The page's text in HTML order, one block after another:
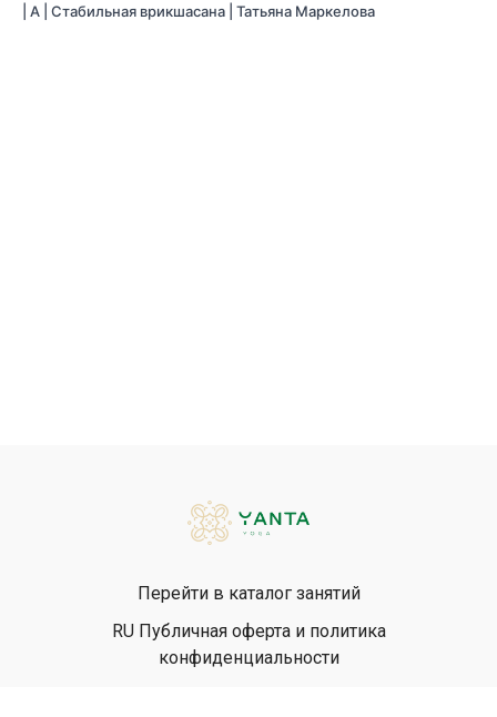
| A | Стабильная врикшасана | Татьяна Маркелова
Перейти в каталог занятий
RU Публичная оферта и политика
конфиденциальности